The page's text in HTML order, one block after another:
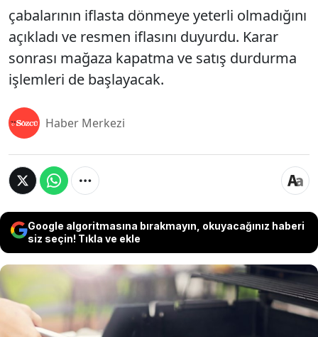
çabalarının iflasta dönmeye yeterli olmadığını
açıkladı ve resmen iflasını duyurdu. Karar
sonrası mağaza kapatma ve satış durdurma
işlemleri de başlayacak.
Haber Merkezi
Google algoritmasına bırakmayın, okuyacağınız haberi
siz seçin! Tıkla ve ekle
50 yıldır aktif şekilde atış gerçekleştiren
perakende zinciri iflas başvurusunda bulundu.
Daha önce Şubat ayında gönüllü olarak